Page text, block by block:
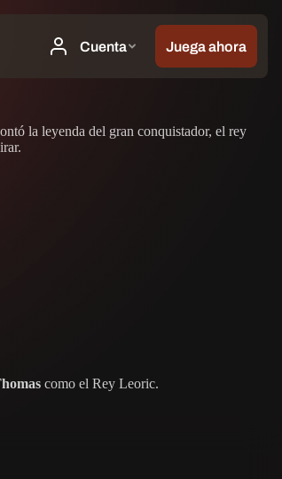
la leyenda del gran conquistador, el rey
como el Rey Leoric.